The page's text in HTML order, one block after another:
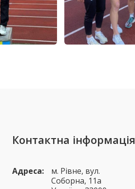
Контактна інформація
Адреса:
м. Рівне, вул.
Соборна, 11а